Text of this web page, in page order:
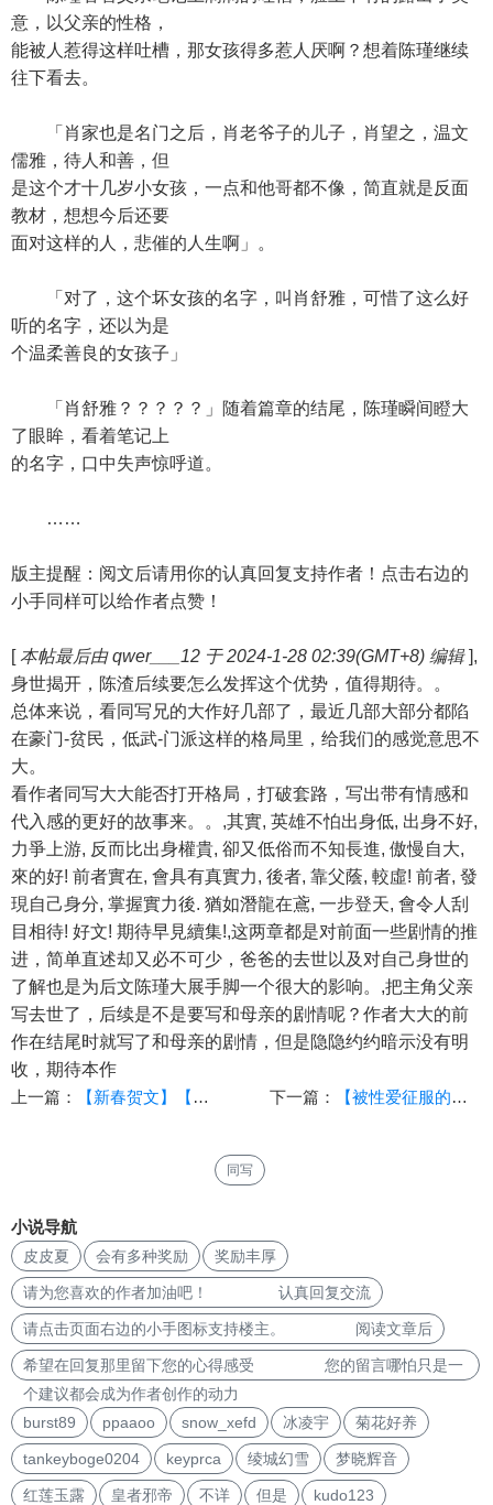
意，以父亲的性格，
能被人惹得这样吐槽，那女孩得多惹人厌啊？想着陈瑾继续
往下看去。
「肖家也是名门之后，肖老爷子的儿子，肖望之，温文
儒雅，待人和善，但
是这个才十几岁小女孩，一点和他哥都不像，简直就是反面
教材，想想今后还要
面对这样的人，悲催的人生啊」。
「对了，这个坏女孩的名字，叫肖舒雅，可惜了这么好
听的名字，还以为是
个温柔善良的女孩子」
「肖舒雅？？？？？」随着篇章的结尾，陈瑾瞬间瞪大
了眼眸，看着笔记上
的名字，口中失声惊呼道。
……
版主提醒：阅文后请用你的认真回复支持作者！点击右边的
小手同样可以给作者点赞！
[本帖最后由 qwer___12 于 2024-1-28 02:39(GMT+8) 编辑],
身世揭开，陈渣后续要怎么发挥这个优势，值得期待。。
总体来说，看同写兄的大作好几部了，最近几部大部分都陷
在豪门-贫民，低武-门派这样的格局里，给我们的感觉意思不
大。
看作者同写大大能否打开格局，打破套路，写出带有情感和
代入感的更好的故事来。。,其實, 英雄不怕出身低, 出身不好,
力爭上游, 反而比出身權貴, 卻又低俗而不知長進, 傲慢自大,
來的好! 前者實在, 會具有真實力, 後者, 靠父蔭, 較虛! 前者, 發
現自己身分, 掌握實力後. 猶如潛龍在鳶, 一步登天, 會令人刮
目相待! 好文! 期待早見續集!,这两章都是对前面一些剧情的推
进，简单直述却又必不可少，爸爸的去世以及对自己身世的
了解也是为后文陈瑾大展手脚一个很大的影响。,把主角父亲
写去世了，后续是不是要写和母亲的剧情呢？作者大大的前
作在结尾时就写了和母亲的剧情，但是隐隐约约暗示没有明
收，期待本作
上一篇：
【新春贺文】【「瘟城母子」之《母亲最适合当飞机杯的3个理由》】（十二·上）[攻山门，破母穴！] 下一篇： 【被性爱征服的爱情】（第四部 绝色总裁，美T局长）（171）
同写
小说导航
皮皮夏 会有多种奖励 奖励丰厚
请为您喜欢的作者加油吧！ 认真回复交流
请点击页面右边的小手图标支持楼主。 阅读文章后
希望在回复那里留下您的心得感受 您的留言哪怕只是一
个建议都会成为作者创作的动力
burst89
ppaaoo snow_xefd 冰凌宇 菊花好养
tankeyboge0204 keyprca 绫城幻雪 梦晓辉音
红莲玉露 皇者邪帝 不详 但是 kudo123